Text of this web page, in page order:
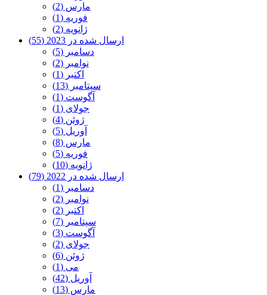
مارس (2)
فوریه (1)
ژانویه (2)
ارسال شده در 2023 (55)
دسامبر (5)
نوامبر (2)
اکتبر (1)
سپتامبر (13)
آگوست (1)
جولای (1)
ژوئن (4)
آوریل (5)
مارس (8)
فوریه (5)
ژانویه (10)
ارسال شده در 2022 (79)
دسامبر (1)
نوامبر (2)
اکتبر (2)
سپتامبر (7)
آگوست (3)
جولای (2)
ژوئن (6)
می (1)
آوریل (42)
مارس (13)